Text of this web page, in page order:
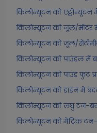
किलोन्यूटन को एट्टोन्यूटन
किलोन्यूटन को जूल/मीटर
किलोन्यूटन को जूल/
किलोन्यूटन को पाउंडल में
किलोन्यूटन को पाउंड फुट
किलोन्यूटन को डाइन में
किलोन्यूटन को लघु टन-
किलोन्यूटन को मेट्रिक